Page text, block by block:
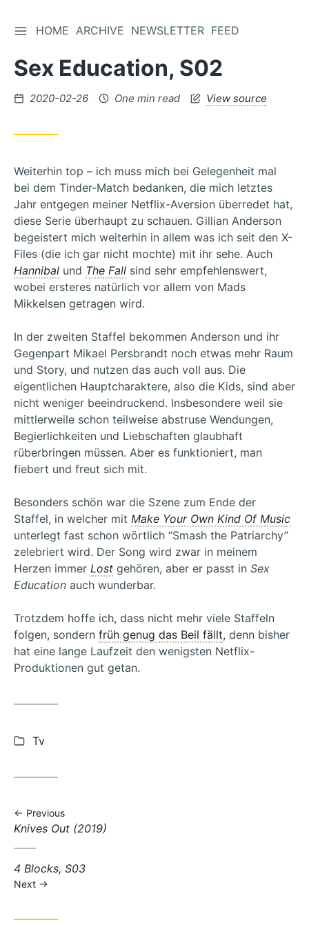
Skip
Content
TOGGLE SIDEBAR
HOME ARCHIVE NEWSLETTER FEED
Sex Education, S02
Posted
2020-02-26 One min read View source
Weiterhin top – ich muss mich bei Gelegenheit mal
bei dem Tinder-Match bedanken, die mich letztes
Jahr entgegen meiner Netflix-Aversion überredet hat,
diese Serie überhaupt zu schauen. Gillian Anderson
begeistert mich weiterhin in allem was ich seit den X-
Files (die ich gar nicht mochte) mit ihr sehe. Auch
Hannibal und The Fall sind sehr empfehlenswert,
wobei ersteres natürlich vor allem von Mads
Mikkelsen getragen wird.
In der zweiten Staffel bekommen Anderson und ihr
Gegenpart Mikael Persbrandt noch etwas mehr Raum
und Story, und nutzen das auch voll aus. Die
eigentlichen Hauptcharaktere, also die Kids, sind aber
nicht weniger beeindruckend. Insbesondere weil sie
mittlerweile schon teilweise abstruse Wendungen,
Begierlichkeiten und Liebschaften glaubhaft
rüberbringen müssen. Aber es funktioniert, man
fiebert und freut sich mit.
Besonders schön war die Szene zum Ende der
Staffel, in welcher mit Make Your Own Kind Of Music
unterlegt fast schon wörtlich “Smash the Patriarchy”
zelebriert wird. Der Song wird zwar in meinem
Herzen immer Lost gehören, aber er passt in Sex
Education auch wunderbar.
Trotzdem hoffe ich, dass nicht mehr viele Staffeln
folgen, sondern früh genug das Beil fällt, denn bisher
hat eine lange Laufzeit den wenigsten Netflix-
Produktionen gut getan.
Categories:
Tv
Previous
Previous
Knives Out (2019)
Next
post:
4 Blocks, S03
Next